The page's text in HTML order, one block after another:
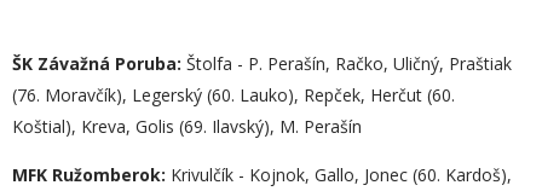
ŠK Závažná Poruba: Štolfa - P. Perašín, Račko, Uličný, Praštiak
(76. Moravčík), Legerský (60. Lauko), Repček, Herčut (60.
Koštial), Kreva, Golis (69. Ilavský), M. Perašín
MFK Ružomberok: Krivulčík - Kojnok, Gallo, Jonec (60. Kardoš),